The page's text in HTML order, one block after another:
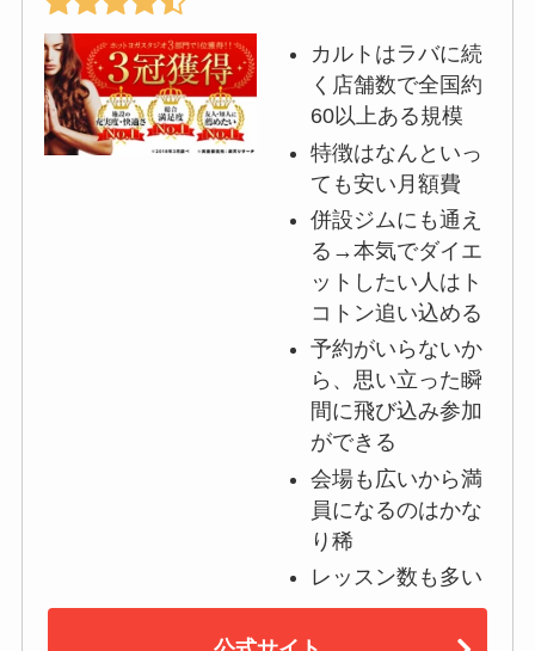
カルトはラバに続
く店舗数で全国約
60以上ある規模
特徴はなんといっ
ても安い月額費
併設ジムにも通え
る→本気でダイエ
ットしたい人はト
コトン追い込める
予約がいらないか
ら、思い立った瞬
間に飛び込み参加
ができる
会場も広いから満
員になるのはかな
り稀
レッスン数も多い